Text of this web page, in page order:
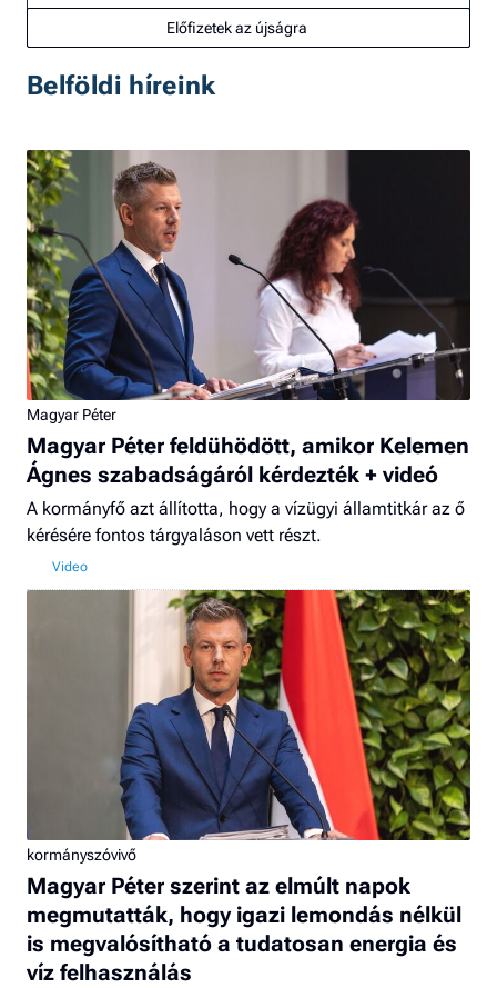
Előfizetek az újságra
Belföldi híreink
Magyar Péter
Magyar Péter feldühödött, amikor Kelemen
Ágnes szabadságáról kérdezték + videó
A kormányfő azt állította, hogy a vízügyi államtitkár az ő
kérésére fontos tárgyaláson vett részt.
kormányszóvivő
Magyar Péter szerint az elmúlt napok
megmutatták, hogy igazi lemondás nélkül
is megvalósítható a tudatosan energia és
víz felhasználás